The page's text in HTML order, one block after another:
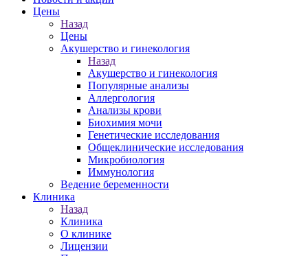
Цены
Назад
Цены
Акушерство и гинекология
Назад
Акушерство и гинекология
Популярные анализы
Аллергология
Анализы крови
Биохимия мочи
Генетические исследования
Общеклинические исследования
Микробиология
Иммунология
Ведение беременности
Клиника
Назад
Клиника
О клинике
Лицензии